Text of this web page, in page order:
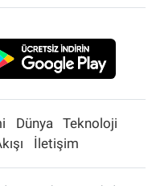
Dünya
Teknoloji
İletişim